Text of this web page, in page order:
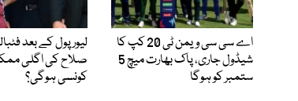
اے سی سی ویمن ٹی 20 کپ کا
شیڈول جاری، پاک بھارت میچ 5
ستمبر کو ہوگا
لیور پول کے بعد
صلاح کی اگلی
کونسی ہوگی؟